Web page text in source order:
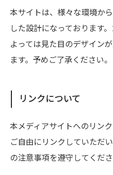
本サイトは、様々な環境か
した設計になっております
よっては見た目のデザイン
ます。予めご了承ください。
リンクについて
本メディアサイトへのリン
ご自由にリンクしていただ
の注意事項を遵守してくださ